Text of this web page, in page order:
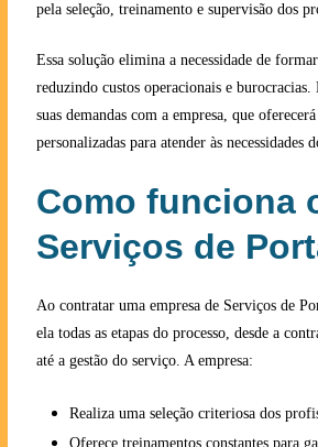
pela seleção, treinamento e supervisão dos
Essa solução elimina a necessidade de
reduzindo custos operacionais e
suas demandas com a empresa, que
personalizadas para atender às necessidades
Como funciona
Serviços de
Ao contratar uma empresa de Serviços de
ela todas as etapas do processo, desde a
até a gestão do serviço. A empresa:
Realiza uma seleção criteriosa dos
Oferece treinamentos constantes para